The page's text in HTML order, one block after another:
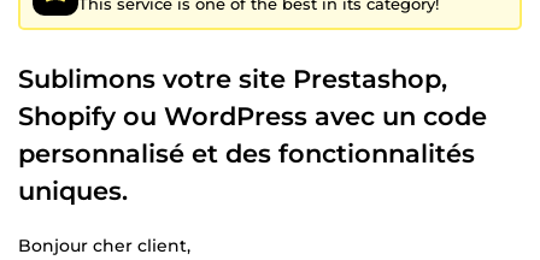
Sublimons votre site Prestashop,
Shopify ou WordPress avec un code
personnalisé et des fonctionnalités
uniques.
Bonjour cher client,